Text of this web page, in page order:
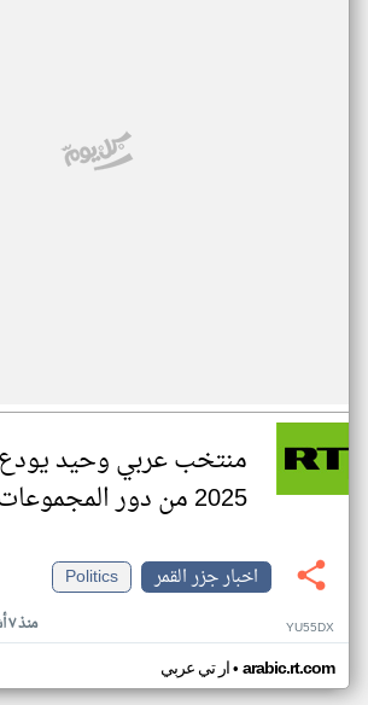
منتخب عربي وحيد
2025 من دور المجموعات
اخبار جزر القمر
Politics
منذ ٧ أشهر YU55DX
ار تي عربي• arabic.rt.com